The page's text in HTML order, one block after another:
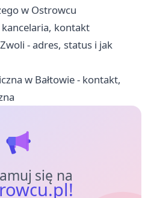
w Ostrowcu
kontakt
- adres, status i jak
w Bałtowie - kontakt,
się na